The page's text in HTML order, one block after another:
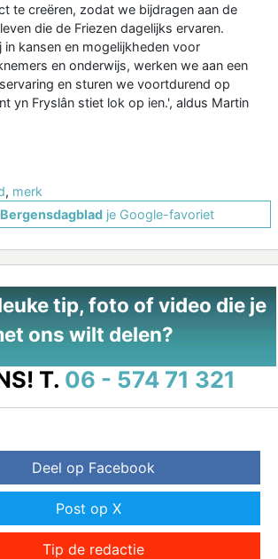
te creëren, zodat we bijdragen aan de
die de Friezen dagelijks ervaren.
in kansen en mogelijkheden voor
en onderwijs, werken we aan een
en sturen we voortdurend op
yn Fryslân stiet lok op ien.', aldus Martin
, merk
Bergensdagbladje Google-favoriet
tip, foto of video die je
ons wilt delen?
T. 06 - 574 71 321
Deel op Facebook
Post op X
Tip de redactie